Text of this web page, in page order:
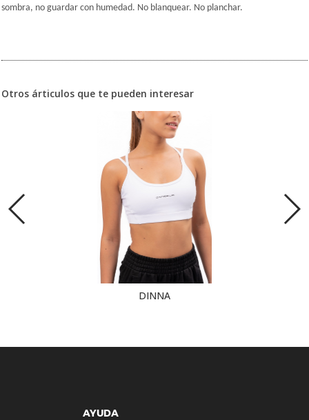
sombra, no guardar con humedad. No blanquear. No planchar.
Otros árticulos que te pueden interesar
DINNA
AYUDA